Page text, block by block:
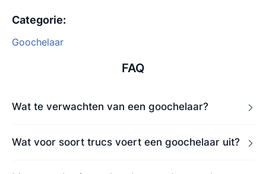
Categorie:
Goochelaar
FAQ
Wat te verwachten van een goochelaar?
Wat voor soort trucs voert een goochelaar uit?